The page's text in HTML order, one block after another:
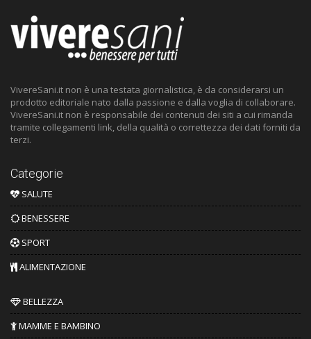
VivereSani.it non è una testata giornalistica, è da considerarsi un
prodotto editoriale nato dalla passione e dalla voglia di collaborare.
VivereSani.it non è responsabile dei contenuti dei siti a cui rimanda
tramite collegamenti link, della qualità o correttezza dei dati forniti da
terzi.
Categorie
SALUTE
BENESSERE
SPORT
ALIMENTAZIONE
BELLEZZA
MAMME E BAMBINO